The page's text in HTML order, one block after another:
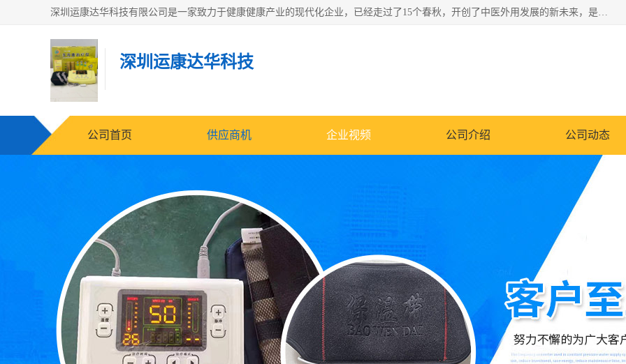
深圳运康达华科技有限公司是一家致力于健康健康产业的现代化企业，已经走过了15个春秋，开创了中医外用发展的新未来，是专业从事中医医疗仪器的研发、生产、销售、服务为一体的子公司，在医疗器械的设计、开发和生产方面率先引进国际先进技术和好的科技人员，先后开发出了场效应治疗仪、多功能治疗仪、颈椎治疗仪、腰椎治疗仪、增效垫等多个系列。
深圳运康达华科技
公司首页 供应商机 企业视频 公司介绍 公司动态